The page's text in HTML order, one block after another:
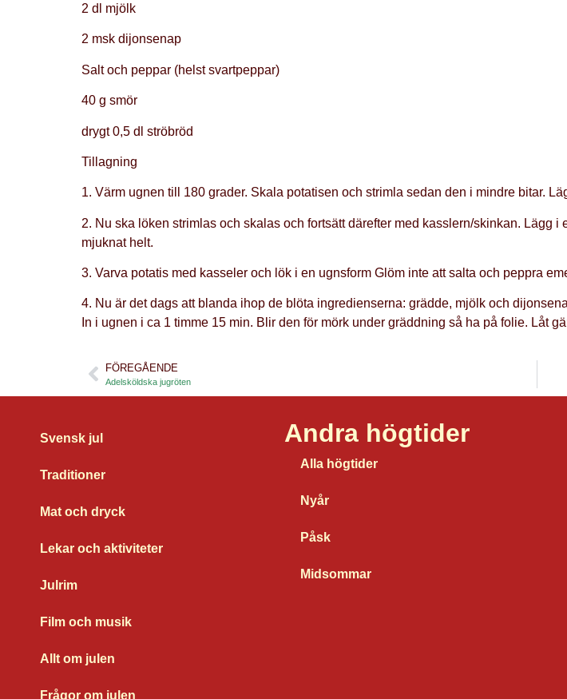
2 dl mjölk
2 msk dijonsenap
Salt och peppar (helst svartpeppar)
40 g smör
drygt 0,5 dl ströbröd
Tillagning
1. Värm ugnen till 180 grader. Skala potatisen och strimla sedan den i mindre bitar.
2. Nu ska löken strimlas och skalas och fortsätt därefter med kasslern/skinkan. Lägg
mjuknat helt.
3. Varva potatis med kasseler och lök i en ugnsform Glöm inte att salta och peppra
4. Nu är det dags att blanda ihop de blöta ingredienserna: grädde, mjölk och
In i ugnen i ca 1 timme 15 min. Blir den för mörk under gräddning så ha på folie. Låt
FÖREGÅENDE
Adelsköldska jugröten
Svensk jul
Traditioner
Mat och dryck
Lekar och aktiviteter
Julrim
Film och musik
Allt om julen
Frågor om julen
Andra högtider
Alla högtider
Nyår
Påsk
Midsommar